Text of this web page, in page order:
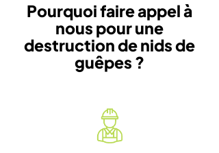
Pourquoi faire appel à
nous pour une
destruction de nids de
guêpes ?